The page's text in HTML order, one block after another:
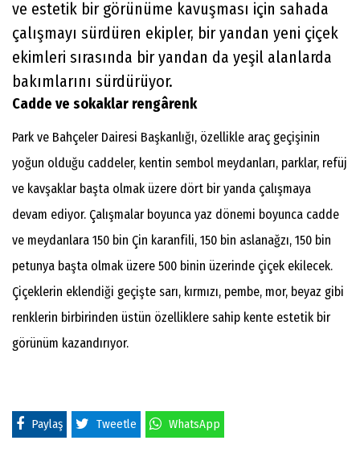
ve estetik bir görünüme kavuşması için sahada
çalışmayı sürdüren ekipler, bir yandan yeni çiçek
ekimleri sırasında bir yandan da yeşil alanlarda
bakımlarını sürdürüyor.
Cadde ve sokaklar rengârenk
Park ve Bahçeler Dairesi Başkanlığı, özellikle araç geçişinin
yoğun olduğu caddeler, kentin sembol meydanları, parklar, refüj
ve kavşaklar başta olmak üzere dört bir yanda çalışmaya
devam ediyor. Çalışmalar boyunca yaz dönemi boyunca cadde
ve meydanlara 150 bin Çin karanfili, 150 bin aslanağzı, 150 bin
petunya başta olmak üzere 500 binin üzerinde çiçek ekilecek.
Çiçeklerin eklendiği geçişte sarı, kırmızı, pembe, mor, beyaz gibi
renklerin birbirinden üstün özelliklere sahip kente estetik bir
görünüm kazandırıyor.
Paylaş Tweetle WhatsApp